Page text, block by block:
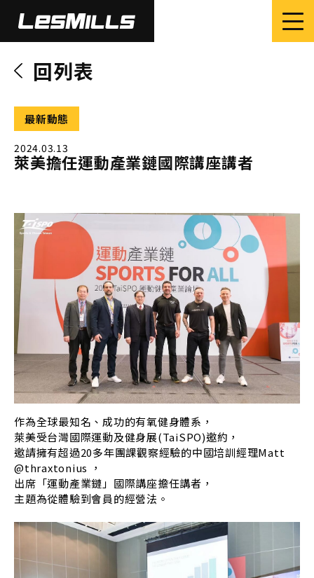
回列表
最新動態
2024.03.13
萊美擔任運動產業鏈國際講座講者
作為全球最知名、成功的有氧健身體系，
萊美受台灣國際運動及健身展(TaiSPO)邀約，
邀請擁有超過20多年團課觀察經驗的中國培訓經理Matt
@thraxtonius ，
出席「運動產業鏈」國際講座擔任講者，
主題為從體驗到會員的經營法。